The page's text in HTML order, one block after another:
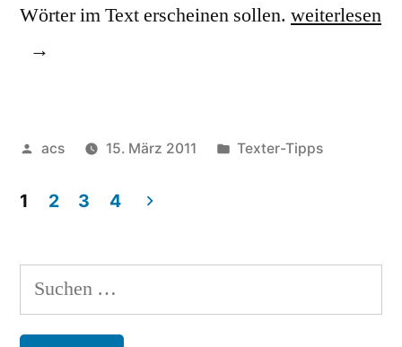
Wörter im Text erscheinen sollen. „SEO
weiterlesen
Veröffentlicht
acs 15. März 2011
Veröffentlicht
Texter-Tipps
der
Beiträge
1 2 3 4
Suchen
nach: